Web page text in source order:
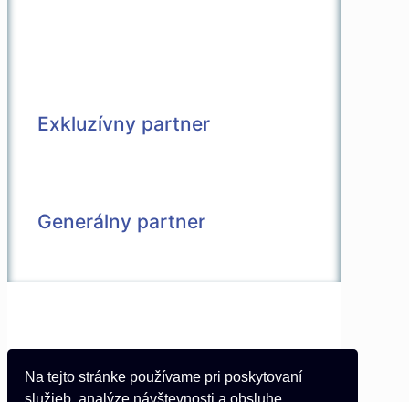
Na tejto stránke používame pri poskytovaní
služieb, analýze návštevnosti a obsluhe
Exkluzívny partner
Generálny partner
Kontakt
Partneri